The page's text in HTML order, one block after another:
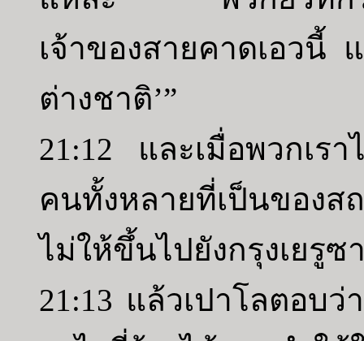
เจ้าของสายคาดเอวนี้
ต่างชาติ’”
21:12 และเมื่อพวกเร
คนทั้งหลายที่เป็นของ
ไม่ให้ขึ้นไปยังกรุงเยรูซ
21:13 แล้วเปาโลตอบ